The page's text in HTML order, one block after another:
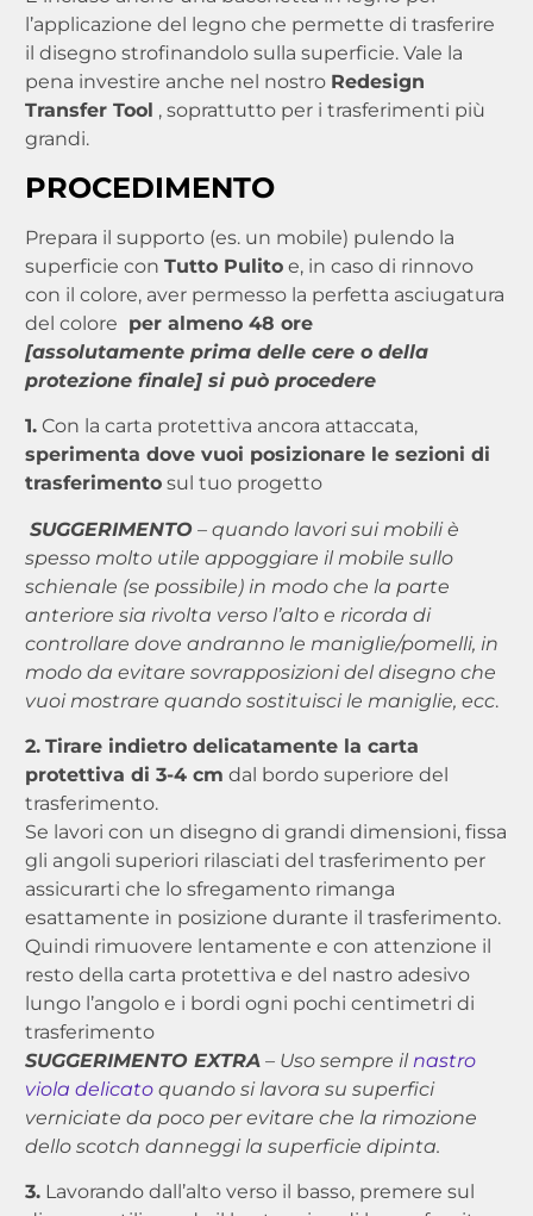
l’applicazione del legno che permette di trasferire
il disegno strofinandolo sulla superficie. Vale la
pena investire anche nel nostro Redesign
Transfer Tool , soprattutto per i trasferimenti più
grandi.
PROCEDIMENTO
Prepara il supporto (es. un mobile) pulendo la
superficie con Tutto Pulitoe, in caso di rinnovo
con il colore, aver permesso la perfetta asciugatura
del colore per almeno 48 ore
[assolutamente prima delle cere o della
protezione finale] si può procedere
1.Con la carta protettiva ancora attaccata,
sperimenta dove vuoi posizionare le sezioni di
trasferimentosul tuo progetto
SUGGERIMENTO– quando lavori sui mobili è
spesso molto utile appoggiare il mobile sullo
schienale (se possibile) in modo che la parte
anteriore sia rivolta verso l’alto e ricorda di
controllare dove andranno le maniglie/pomelli, in
modo da evitare sovrapposizioni del disegno che
vuoi mostrare quando sostituisci le maniglie, ecc.
2. Tirare indietro delicatamente la carta
protettiva di 3-4 cm dal bordo superiore del
trasferimento.
Se lavori con un disegno di grandi dimensioni, fissa
gli angoli superiori rilasciati del trasferimento per
assicurarti che lo sfregamento rimanga
esattamente in posizione durante il trasferimento.
Quindi rimuovere lentamente e con attenzione il
resto della carta protettiva e del nastro adesivo
lungo l’angolo e i bordi ogni pochi centimetri di
trasferimento
SUGGERIMENTO EXTRA– Uso sempre ilnastro
viola delicatoquando si lavora su superfici
verniciate da poco per evitare che la rimozione
dello scotch danneggi la superficie dipinta.
3.Lavorando dall’alto verso il basso, premere sul